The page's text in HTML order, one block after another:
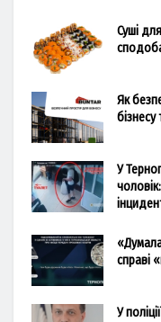
Суші
Як
бізнесу
У
справі
У